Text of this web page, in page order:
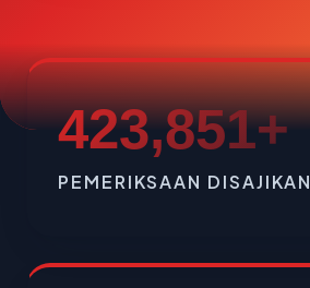
423,851+
PEMERIKSAAN DISAJIKAN